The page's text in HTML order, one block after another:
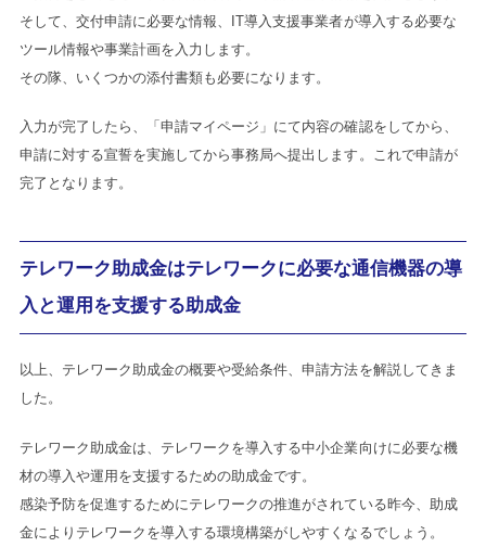
そして、交付申請に必要な情報、IT導入支援事業者が導入する必要な
ツール情報や事業計画を入力します。
その隊、いくつかの添付書類も必要になります。
入力が完了したら、「申請マイページ」にて内容の確認をしてから、
申請に対する宣誓を実施してから事務局へ提出します。これで申請が
完了となります。
テレワーク助成金はテレワークに必要な通信機器の導
入と運用を支援する助成金
以上、テレワーク助成金の概要や受給条件、申請方法を解説してきま
した。
テレワーク助成金は、テレワークを導入する中小企業向けに必要な機
材の導入や運用を支援するための助成金です。
感染予防を促進するためにテレワークの推進がされている昨今、助成
金によりテレワークを導入する環境構築がしやすくなるでしょう。